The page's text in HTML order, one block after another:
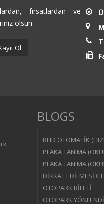
fırsatlardan ve
olsun.
BLOGS
RFID OTOMATİK
PLAKA TANIMA
PLAKA TANIMA
DİKKAT EDİLMESİ
OTOPARK BİLETİ
OTOPARK